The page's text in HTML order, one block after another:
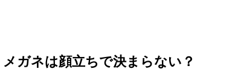
ガネは顔立ちで決まらない？